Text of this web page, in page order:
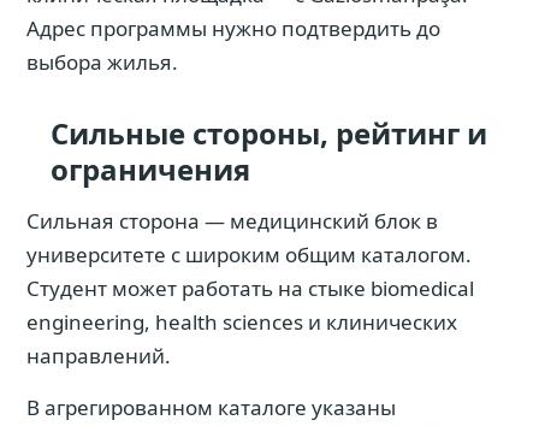
Адрес программы нужно подтвердить до
выбора жилья.
Сильные стороны, рейтинг и
ограничения
Сильная сторона — медицинский блок в
университете с широким общим каталогом.
Студент может работать на стыке biomedical
engineering, health sciences и клинических
направлений.
В агрегированном каталоге указаны